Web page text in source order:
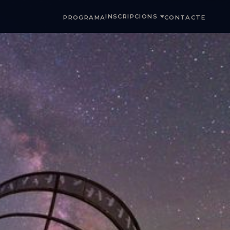
PROGRAMAINSCRIPCIONS CONTACTE